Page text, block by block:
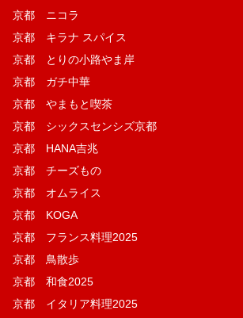
京都 ニコラ
京都 キラナ スパイス
京都 とりの小路やま岸
京都 ガチ中華
京都 やまもと喫茶
京都 シックスセンシズ京都
京都 HANA吉兆
京都 チーズもの
京都 オムライス
京都 KOGA
京都 フランス料理2025
京都 鳥散歩
京都 和食2025
京都 イタリア料理2025